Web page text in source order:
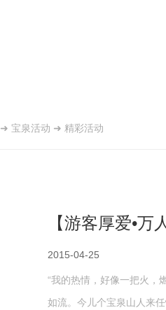
➜ 宝泉活动 ➜ 精彩活动
【游客厚爱•
2015-04-25
“我的热情，好像一把火，
如流。今儿个宝泉山人来